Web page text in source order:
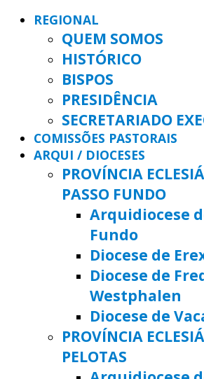
REGIONAL
QUEM SOMOS
HISTÓRICO
BISPOS
PRESIDÊNCIA
SECRETARIADO
COMISSÕES PASTORAIS
ARQUI / DIOCESES
PROVÍNCIA
PASSO FUNDO
Arquidiocese
Fundo
Diocese de
Diocese de
Westphalen
Diocese de
PROVÍNCIA
PELOTAS